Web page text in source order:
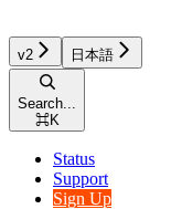
v2 日本語
Search...
⌘K
Status
Support
Sign Up